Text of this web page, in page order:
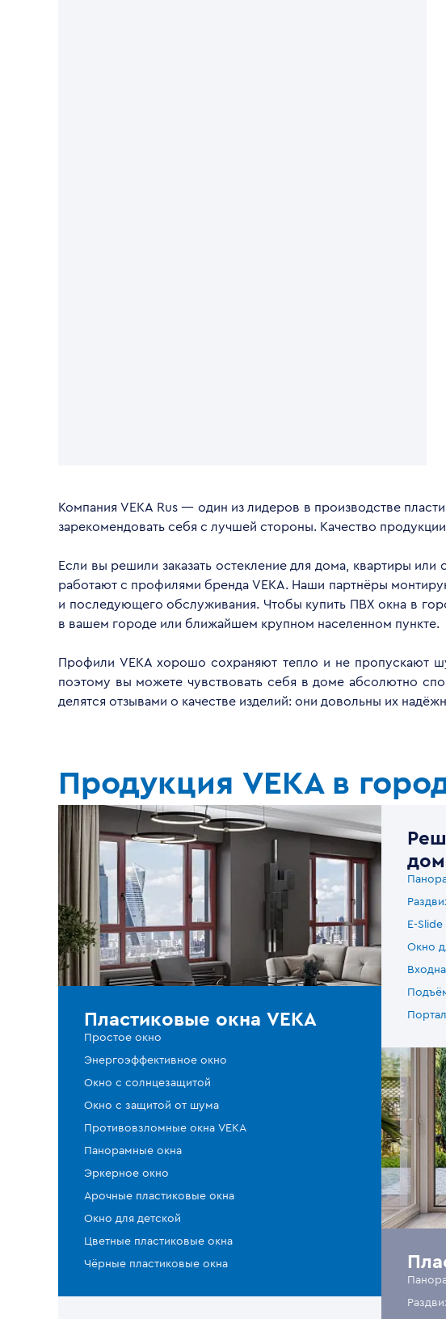
Компания VEKA Rus — один из лидеров в производстве
зарекомендовать себя с лучшей стороны. Качество
Если вы решили заказать остекление для дома, квартиры
работают с профилями бренда VEKA. Наши партнёры
и последующего обслуживания. Чтобы купить ПВХ окна в
в вашем городе или ближайшем крупном населенном пункте.
Профили VEKA хорошо сохраняют тепло и не пропускают
поэтому вы можете чувствовать себя в доме абсолютно
делятся отзывами о качестве изделий: они довольны их
Продукция VEKA в
Пластиковые окна VEKA
Простое окно
Энергоэффективное окно
Окно с солнцезащитой
Окно с защитой от шума
Противовзломные окна VEKA
Панорамные окна
Эркерное окно
Арочные пластиковые окна
Окно для детской
Цветные пластиковые окна
Чёрные пластиковые окна
E-Slide
Окно